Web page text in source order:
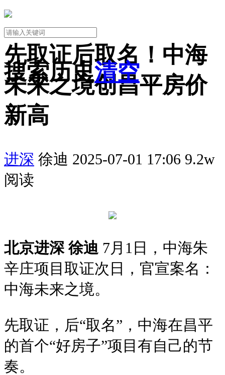
搜索历史清空
先取证后取名！中海
未来之境创昌平房价
新高
进深 徐迪 2025-07-01 17:06 9.2w
阅读
北京进深 徐迪 7月1日，中海朱
辛庄项目取证次日，官宣案名：
中海未来之境。
先取证，后“取名”，中海在昌平
的首个“好房子”项目有自己的节
奏。